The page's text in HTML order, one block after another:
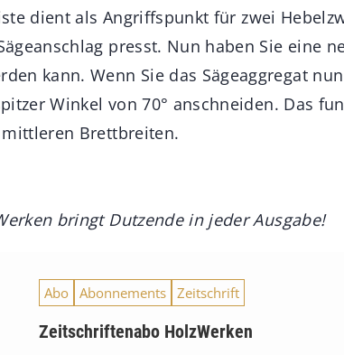
dient als Angriffspunkt für zwei
presst. Nun haben Sie eine
kann. Wenn Sie das Sägeaggregat
Winkel von 70° anschneiden. Das
Brettbreiten.
bringt Dutzende in jeder Ausgabe!
Abo Abonnements Zeitschrift
Zeitschriftenabo HolzWerken